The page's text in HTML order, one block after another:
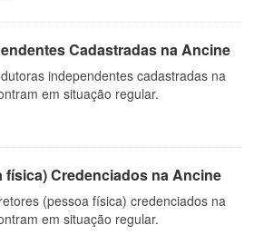
Cadastradas na Ancine
independentes cadastradas na
em situação regular.
física) Credenciados na Ancine
(pessoa física) credenciados na
em situação regular.